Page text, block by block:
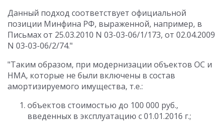
Данный подход соответствует официальной
позиции Минфина РФ, выраженной, например, в
Письмах от 25.03.2010 N 03-03-06/1/173, от 02.04.2009
N 03-03-06/2/74."
"Таким образом, при модернизации объектов ОС и
НМА, которые не были включены в состав
амортизируемого имущества, т.е.:
объектов стоимостью до 100 000 руб.,
введенных в эксплуатацию с 01.01.2016 г.;